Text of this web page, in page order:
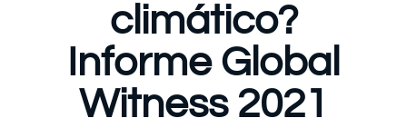
climático?
Informe Global
Witness 2021